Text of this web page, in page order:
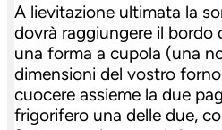
A lievitazione ultimata la
dovrà raggiungere il bordo
una forma a cupola (una
dimensioni del vostro
cuocere assieme la due
frigorifero una delle due,